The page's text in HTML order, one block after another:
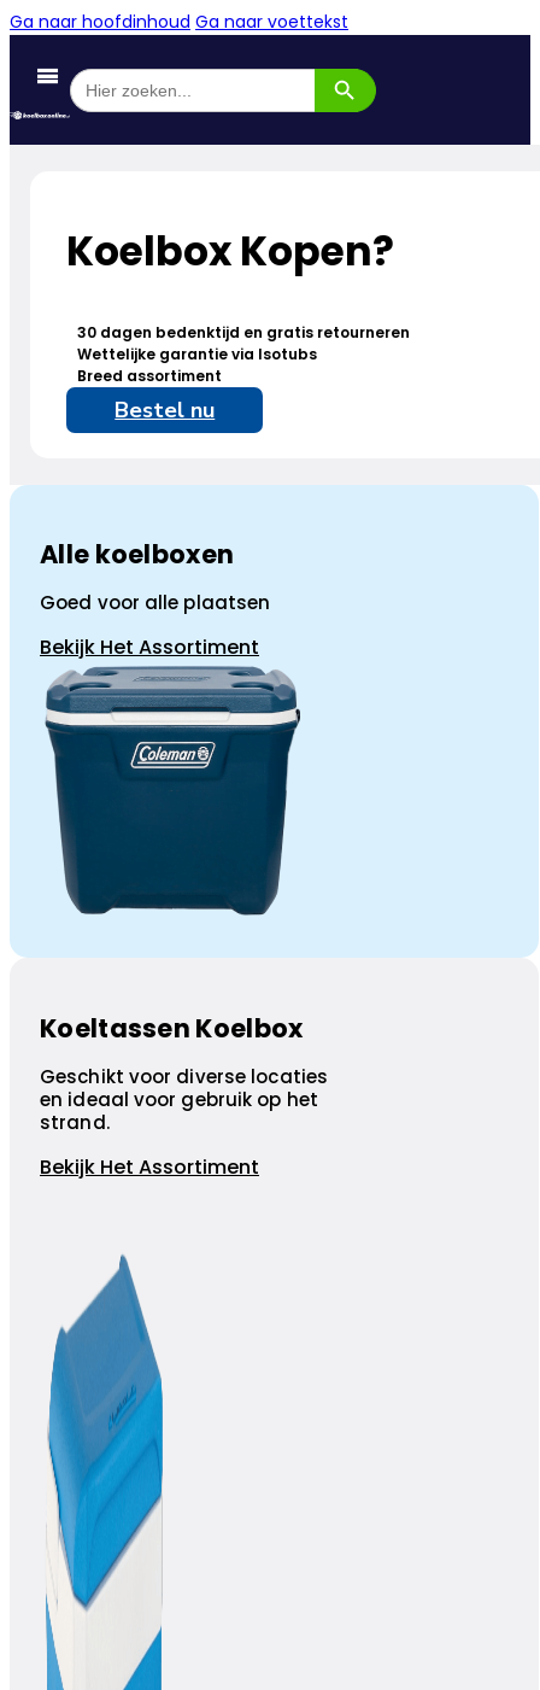
Ga naar hoofdinhoud Ga naar voettekst
Zoek
naar:
Zoekknop
Koelbox Kopen?
30 dagen bedenktijd en gratis retourneren
Wettelijke garantie via Isotubs
Breed assortiment
Bestel nu
Alle koelboxen
Goed voor alle plaatsen
Bekijk Het Assortiment
Koeltassen Koelbox
Geschikt voor diverse locaties
en ideaal voor gebruik op het
strand.
Bekijk Het Assortiment